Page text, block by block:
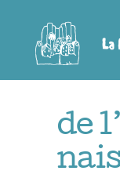
contenu
de